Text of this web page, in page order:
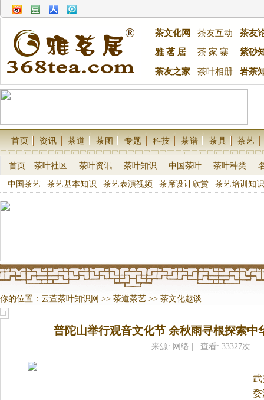
茶文化网 茶友互动
茶友
雅 茗 居
茶 家 寨 紫砂
茶友之家 茶叶相册 岩茶
首页 资讯 茶道 茶图 专题 科技 茶谱 茶具 茶艺
首页 茶叶社区 茶叶资讯 茶叶知识 中国茶叶 茶叶种类
中国茶艺 茶艺基本知识 茶艺表演视频 茶席设计欣赏 茶艺培训知识
你的位置： 云萱茶叶知识网 >> 茶道茶艺 >> 茶文化趣谈
普陀山举行观音文化节 余秋雨寻根探索中
来源: 网络 | 查看: 33327次